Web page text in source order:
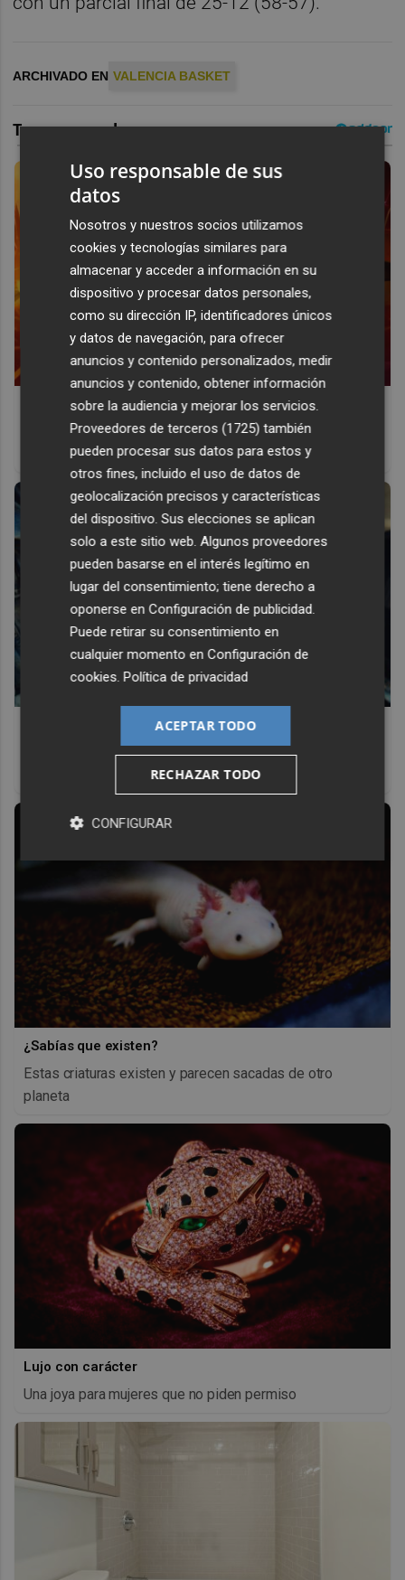
ARCHIVADO EN VALENCIA BASKET
Corepunk MMORPG
Un verdadero MMORPG de la vieja escuela ¡Cómo los de
antes, pero mejor!
Pasaportes que abren puertas
Los pasaportes más poderosos del mundo, ¿está el
¿Sabías que existen?
Estas criaturas existen y parecen sacadas de otro
planeta
Lujo con carácter
Una joya para mujeres que no piden permiso
Uso responsable de sus
datos
Nosotros y nuestros socios utilizamos
cookies y tecnologías similares para
almacenar y acceder a información en su
dispositivo y procesar datos personales,
como su dirección IP, identificadores únicos
y datos de navegación, para ofrecer
anuncios y contenido personalizados, medir
anuncios y contenido, obtener información
sobre la audiencia y mejorar los servicios.
Proveedores de terceros (1725) también
pueden procesar sus datos para estos y
otros fines, incluido el uso de datos de
geolocalización precisos y características
del dispositivo. Sus elecciones se aplican
solo a este sitio web. Algunos proveedores
pueden basarse en el interés legítimo en
lugar del consentimiento; tiene derecho a
oponerse enConfiguración de publicidad.
Puede retirar su consentimiento en
cualquier momento enConfiguración de
cookies.Política de privacidad
ACEPTAR TODO
RECHAZAR TODO
CONFIGURAR